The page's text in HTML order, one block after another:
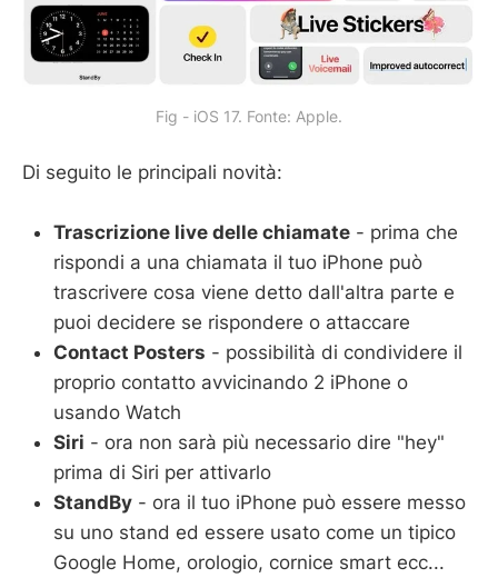
Fig - iOS 17. Fonte: Apple.
Di seguito le principali novità:
Trascrizione live delle chiamate - prima che
rispondi a una chiamata il tuo iPhone può
trascrivere cosa viene detto dall'altra parte e
puoi decidere se rispondere o attaccare
Contact Posters - possibilità di condividere il
proprio contatto avvicinando 2 iPhone o
usando Watch
Siri - ora non sarà più necessario dire "hey"
prima di Siri per attivarlo
StandBy - ora il tuo iPhone può essere messo
su uno stand ed essere usato come un tipico
Google Home, orologio, cornice smart ecc...